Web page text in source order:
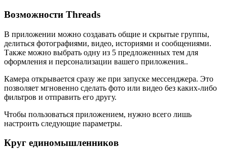
Возможности Threads
В приложении можно создавать общие и скрытые группы,
делиться фотографиями, видео, историями и сообщениями.
Также можно выбрать одну из 5 предложенных тем для
оформления и персонализации вашего приложения..
Камера открывается сразу же при запуске мессенджера. Это
позволяет мгновенно сделать фото или видео без каких-либо
фильтров и отправить его другу.
Чтобы пользоваться приложением, нужно всего лишь
настроить следующие параметры.
Круг единомышленников